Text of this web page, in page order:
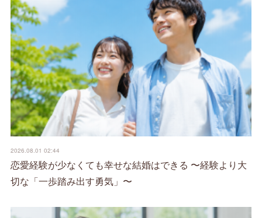
2026.08.01 02:44
恋愛経験が少なくても幸せな結婚はできる 〜経験より大
切な「一歩踏み出す勇気」〜